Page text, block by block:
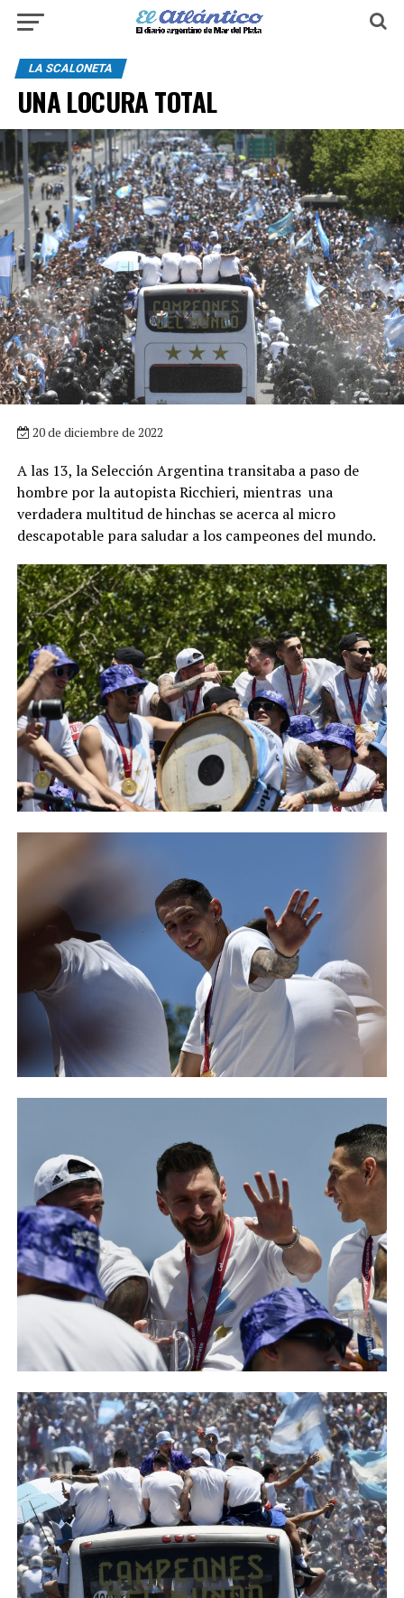
LA SCALONETA
UNA LOCURA TOTAL
20 de diciembre de 2022
A las 13, la Selección Argentina transitaba a paso de
hombre por la autopista Ricchieri, mientras una
verdadera multitud de hinchas se acerca al micro
descapotable para saludar a los campeones del mundo.